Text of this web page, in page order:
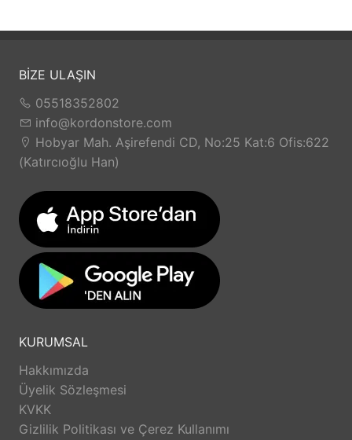
BİZE ULAŞIN
05518352802
info@kordonstore.com
Hobyar Mah. Aşirefendi CD, No:25 Kat:6 Ofis:622
(Katırcıoğlu Han)
KURUMSAL
Hakkımızda
Üyelik Sözleşmesi
KVKK
Gizlilik Politikası ve Çerez Kullanımı